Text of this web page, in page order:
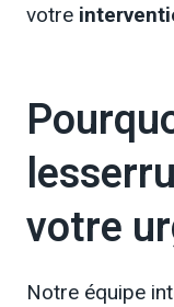
votre
votre
Notre équipe